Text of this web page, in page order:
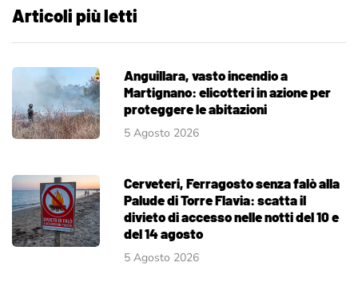
Articoli più letti
Anguillara, vasto incendio a
Martignano: elicotteri in azione per
proteggere le abitazioni
5 Agosto 2026
Cerveteri, Ferragosto senza falò alla
Palude di Torre Flavia: scatta il
divieto di accesso nelle notti del 10 e
del 14 agosto
5 Agosto 2026